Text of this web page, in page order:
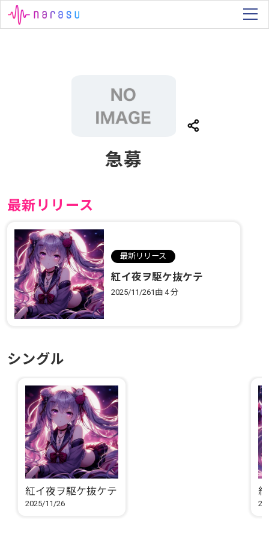
急募
最新リリース
最新リリース
紅イ夜ヲ駆ケ抜ケテ
2025/11/261曲4 分
シングル
紅イ夜ヲ駆ケ抜ケテ
2025/11/26